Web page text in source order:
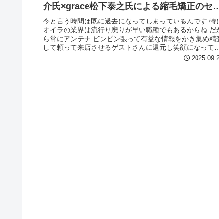
介氏×grace松下泰之氏による縮毛矯正のセ
ナーに参加してきた
今と言う時間は既に過去になってしまっているんです 特
オイラの業界は流行り廃りが早い職種でもあるからね だ
ら常にアンテナ ビンビン張って有益な情報をかき集め精
して頼って来店させるゲストさんに還元し笑顔になって喜